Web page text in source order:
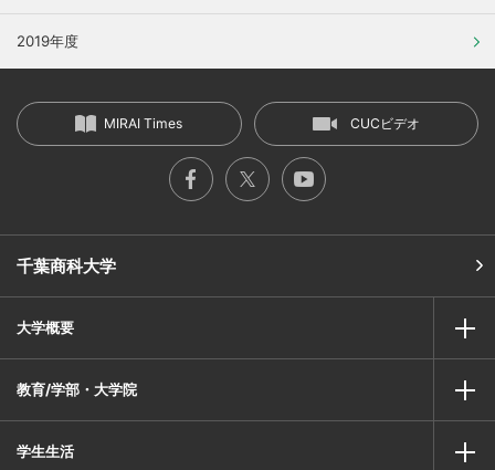
2019年度
千葉商科大学
MIRAI Times CUCビデオ
大学概要
教育/学部・大学院
学生生活